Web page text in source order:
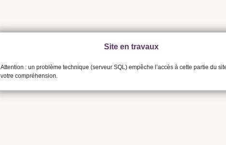
Site en travaux
Attention : un problème technique (serveur SQL) empêche l’accès à cette partie du
votre compréhension.